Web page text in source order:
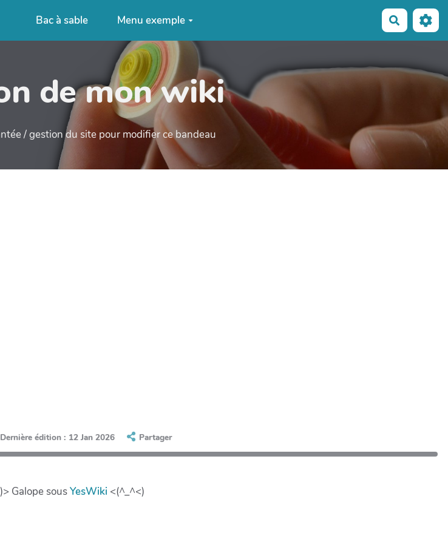
Bac à sable Menu exemple
de mon wiki
/ gestion du site pour modifier ce bandeau
Dernière édition : 12 Jan 2026 Partager
Galope sousYesWiki <(^_^<)